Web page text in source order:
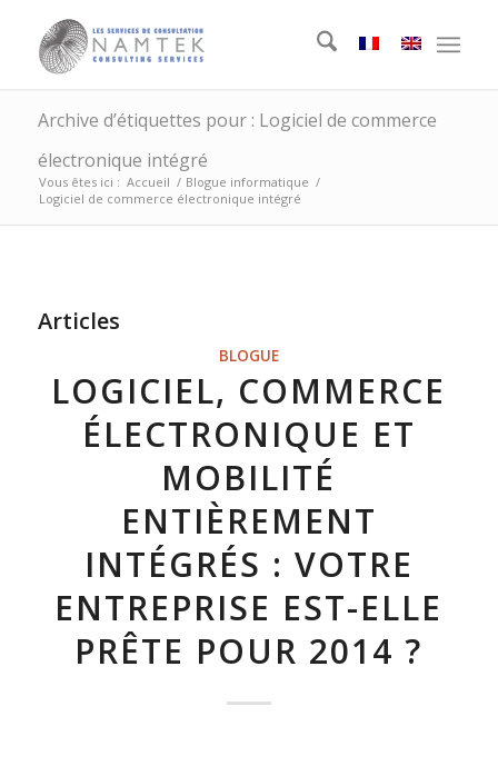
Archive d’étiquettes pour : Logiciel de commerce
électronique intégré
Vous êtes ici : Accueil / Blogue informatique /
Logiciel de commerce électronique intégré
Articles
BLOGUE
LOGICIEL, COMMERCE
ÉLECTRONIQUE ET
MOBILITÉ
ENTIÈREMENT
INTÉGRÉS : VOTRE
ENTREPRISE EST-ELLE
PRÊTE POUR 2014 ?